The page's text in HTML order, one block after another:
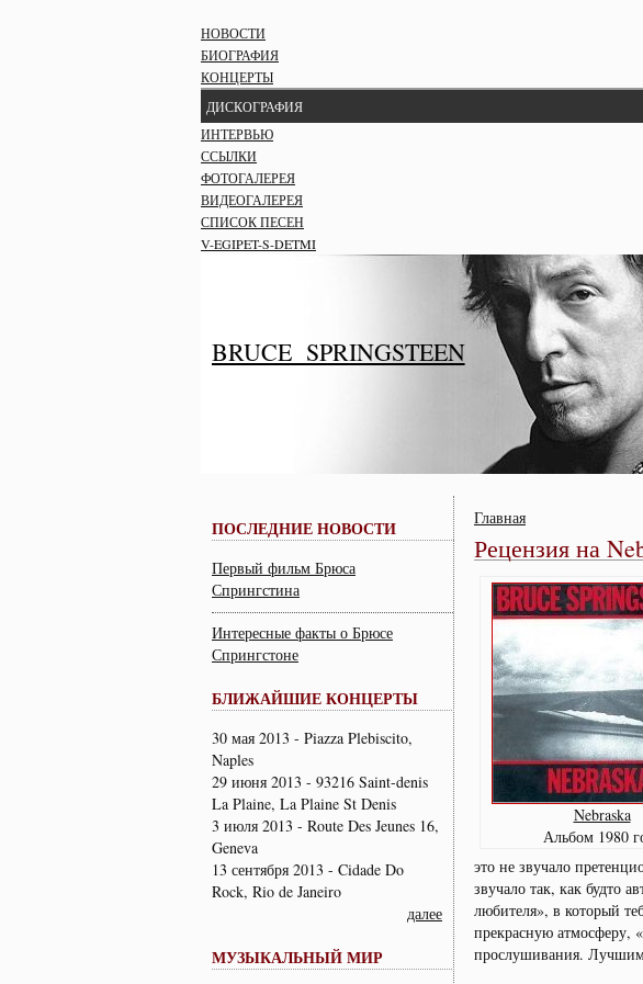
НОВОСТИ
БИОГРАФИЯ
КОНЦЕРТЫ
ДИСКОГРАФИЯ
ИНТЕРВЬЮ
ССЫЛКИ
ФОТОГАЛЕРЕЯ
ВИДЕОГАЛЕРЕЯ
СПИСОК ПЕСЕН
V-EGIPET-S-DETMI
BRUCE SPRINGSTEEN
ПОСЛЕДНИЕ НОВОСТИ
Первый фильм Брюса
Спрингстина
Интересные факты о Брюсе
Спрингстоне
БЛИЖАЙШИЕ КОНЦЕРТЫ
30 мая 2013 - Piazza Plebiscito,
Naples
29 июня 2013 - 93216 Saint-denis
La Plaine, La Plaine St Denis
3 июля 2013 - Route Des Jeunes 16,
Geneva
13 сентября 2013 - Cidade Do
Rock, Rio de Janeiro
далее
МУЗЫКАЛЬНЫЙ МИР
Главная
Рецензия на
Nebraska
Альбом 1980
это не звучало
звучало так, как будто
любителя», в который
прекрасную атмосферу,
прослушивания. Лучшим